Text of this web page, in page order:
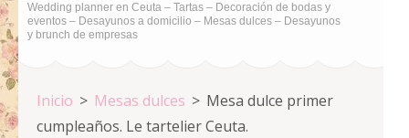
Wedding planner en Ceuta – Tartas – Decoración de bodas y
eventos – Desayunos a domicilio – Mesas dulces – Desayunos
y brunch de empresas
Inicio > Mesas dulces > Mesa dulce primer
cumpleaños. Le tartelier Ceuta.